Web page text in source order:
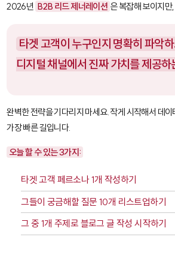
2026년 B2B 리드 제너레이션 은 복잡해 보이지
타겟 고객이 누구인지 명확히 파악
디지털 채널에서 진짜 가치를 제공하
완벽한 전략을 기다리지 마세요. 작게 시작해서 데이
가장 빠른 길입니다.
오늘 할 수 있는 3가지:
타겟 고객 페르소나 1개 작성하기
그들이 궁금해할 질문 10개 리스트업하기
그 중 1개 주제로 블로그 글 작성 시작하기